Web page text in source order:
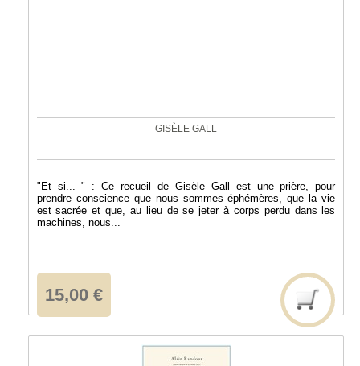
GISÈLE GALL
"Et si... " : Ce recueil de Gisèle Gall est une prière, pour
prendre conscience que nous sommes éphémères, que la vie
est sacrée et que, au lieu de se jeter à corps perdu dans les
machines, nous...
15,00 €